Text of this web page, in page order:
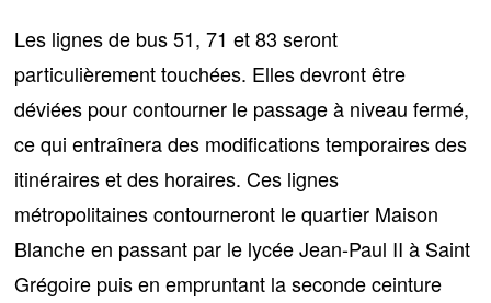
Les lignes de bus 51, 71 et 83 seront
particulièrement touchées. Elles devront être
déviées pour contourner le passage à niveau fermé,
ce qui entraînera des modifications temporaires des
itinéraires et des horaires. Ces lignes
métropolitaines contourneront le quartier Maison
Blancheen passant par le lycée Jean-Paul II à Saint
Grégoire puis en empruntant la seconde ceinture